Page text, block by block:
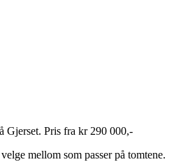
Gjerset. Pris fra kr 290 000,-
mellom som passer på tomtene.